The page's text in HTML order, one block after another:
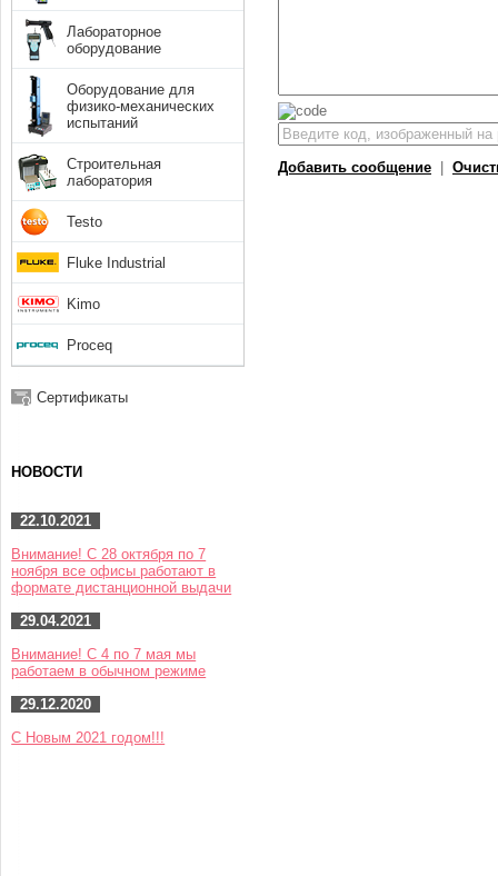
Добавить сообщение
Лабораторное
оборудование
Оборудование для
физико-механических
испытаний
Строительная
лаборатория
Testo
Fluke Industrial
Kimo
Proceq
Сертификаты
НОВОСТИ
22.10.2021
Внимание! С 28 октября по 7
ноября все офисы работают в
формате дистанционной выдачи
29.04.2021
Внимание! С 4 по 7 мая мы
работаем в обычном режиме
29.12.2020
С Новым 2021 годом!!!